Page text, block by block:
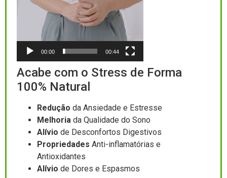
00:00 00:44
Acabe com o Stress de Forma
100% Natural
Redução da Ansiedade e Estresse
Melhoria da Qualidade do Sono
Alívio de Desconfortos Digestivos
Propriedades Anti-inflamatórias e
Antioxidantes
Alívio de Dores e Espasmos